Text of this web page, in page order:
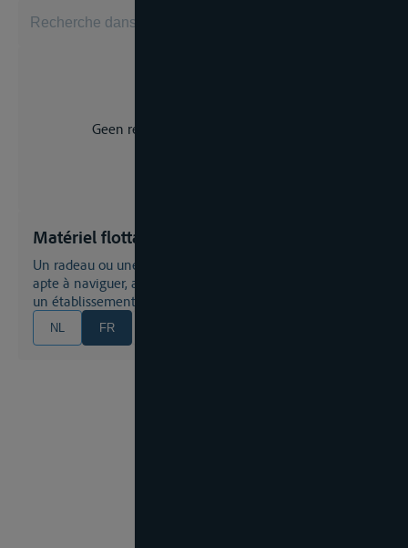
Geen resultaat voor uw zoekopdracht.
Matériel flottant
Un radeau ou une construction, un assemblage ou objet
apte à naviguer, autre qu'un bateau, un engin flottant ou
un établissement flottant
NL FR